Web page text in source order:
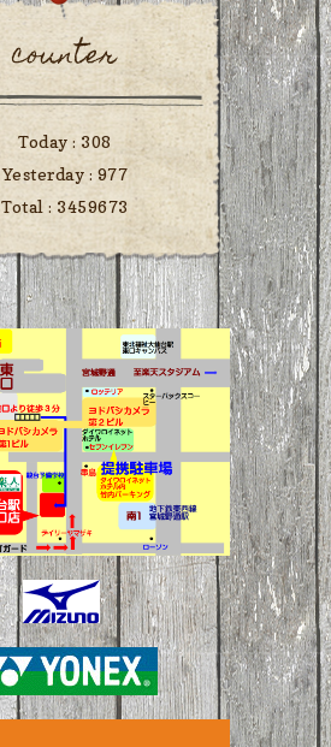
counter
Today : 308
Yesterday : 977
Total : 3459673